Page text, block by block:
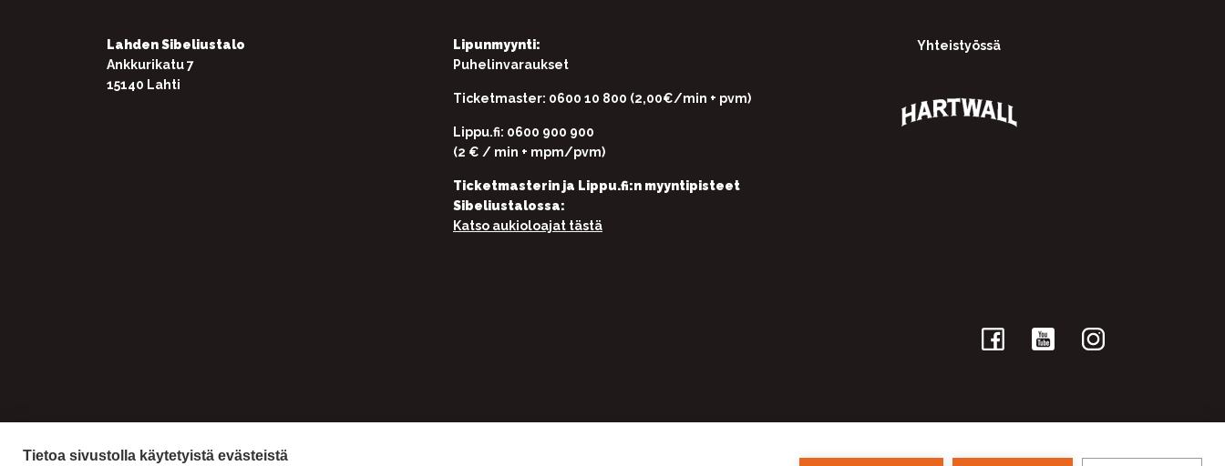
Tietoa sivustolla käytetyistä evästeistä
Lahden Sibeliustalo
Ankkurikatu 7
15140 Lahti
Lipunmyynti:
Puhelinvaraukset
Ticketmaster: 0600 10 800 (2,00€/min + pvm)
Lippu.fi: 0600 900 900
(2 € / min + mpm/pvm)
Ticketmasterin ja Lippu.fi:n myyntipisteet
Sibeliustalossa:
Katso aukioloajat tästä
Yhteistyössä